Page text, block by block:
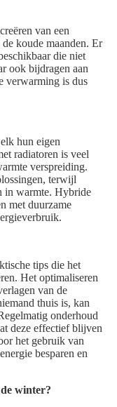
van een
koude maanden. Er
die niet
ook bijdragen aan
verwarming is dus
hun eigen
radiatoren is veel
verspreiding.
terwijl
in warmte. Hybride
met duurzame
tips die het
Het optimaliseren
van de
thuis is, kan
onderhoud
deze effectief blijven
het gebruik van
besparen en
winter?